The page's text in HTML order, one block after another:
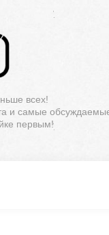
всех!
и самые
первым!